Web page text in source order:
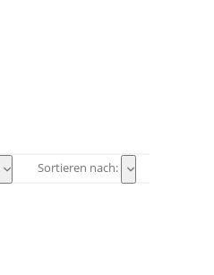
Sortieren nach: